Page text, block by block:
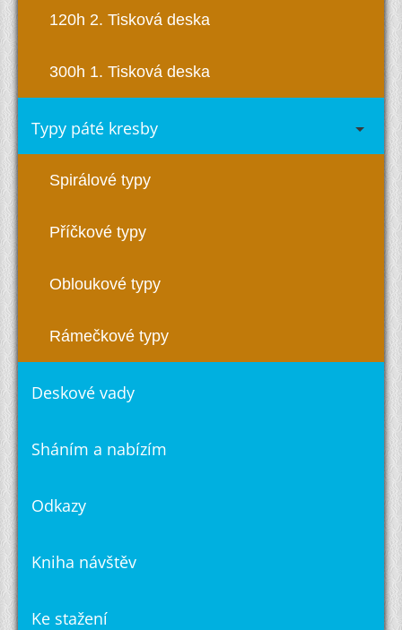
120h 2. Tisková deska
300h 1. Tisková deska
Typy páté kresby
Spirálové typy
Příčkové typy
Obloukové typy
Rámečkové typy
Deskové vady
Sháním a nabízím
Odkazy
Kniha návštěv
Ke stažení